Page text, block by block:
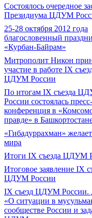
Состоялось очередное
Президиума ЦДУМ
25-28 октября 2012 года
благословенный
«Курбан-Байрам»
Митрополит Никон
участие в работе IX
ЦДУМ России
По итогам IX съезда
России состоялась пресс-
конференция в
правде» в
«Гибадуррахман»
мира
Итоги IX cъезда ЦДУМ
Итоговое заявление IX
ЦДУМ России
IX съезд ЦДУМ России.
«О ситуации в
сообществе России и